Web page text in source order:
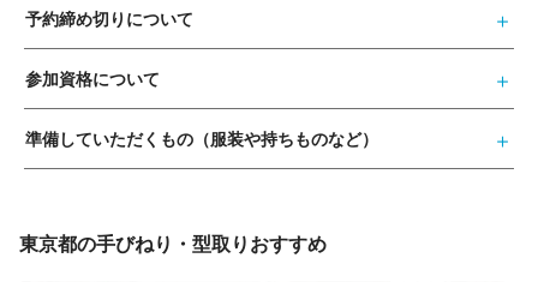
予約締め切りについて
参加資格について
準備していただくもの（服装や持ちものなど）
東京都の手びねり・型取りおすすめ